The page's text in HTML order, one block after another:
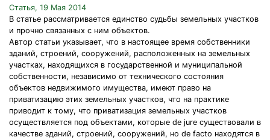
Статья, 19 Мая 2014
В статье рассматривается единство судьбы земельных участков
и прочно связанных с ним объектов.
Автор статьи указывает, что в настоящее время собственники
зданий, строений, сооружений, расположенных на земельных
участках, находящихся в государственной и муниципальной
собственности, независимо от технического состояния
объектов недвижимого имущества, имеют право на
приватизацию этих земельных участков, что на практике
приводит к тому, что приватизация земельных участков
осуществляется под объектами, которые de jure существовали в
качестве зданий, строений, сооружений, но de facto находятся в